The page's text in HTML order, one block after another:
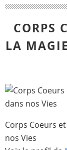
CORPS
LA
Corps Coeurs
nos Vies